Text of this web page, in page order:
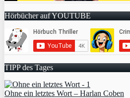
Hörbücher auf YOUTUBE
TIPP des Tages
Ohne ein letztes Wort – Harlan Coben